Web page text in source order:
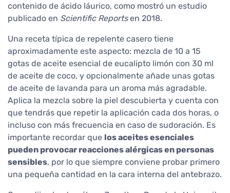
contenido de ácido láurico, como mostró un estudio
publicado en Scientific Reportsen 2018.
Una receta típica de repelente casero tiene
aproximadamente este aspecto: mezcla de 10 a 15
gotas de aceite esencial de eucalipto limón con 30 ml
de aceite de coco, y opcionalmente añade unas gotas
de aceite de lavanda para un aroma más agradable.
Aplica la mezcla sobre la piel descubierta y cuenta con
que tendrás que repetir la aplicación cada dos horas, o
incluso con más frecuencia en caso de sudoración. Es
importante recordar que los aceites esenciales
pueden provocar reacciones alérgicas en personas
sensibles, por lo que siempre conviene probar primero
una pequeña cantidad en la cara interna del antebrazo.